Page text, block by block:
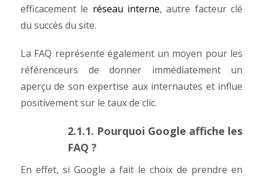
efficacement le réseau interne, autre facteur clé
du succès du site.
La FAQ représente également un moyen pour les
référenceurs de donner immédiatement un
aperçu de son expertise aux internautes et influe
positivement sur le taux de clic.
2.1.1. Pourquoi Google affiche les
FAQ ?
En effet, si Google a fait le choix de prendre en